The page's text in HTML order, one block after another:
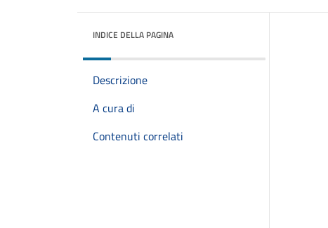
INDICE DELLA PAGINA
Descrizione
A cura di
Contenuti correlati